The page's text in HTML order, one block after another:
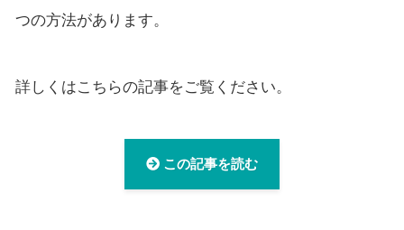
つの方法があります。
詳しくはこちらの記事をご覧ください。
この記事を読む